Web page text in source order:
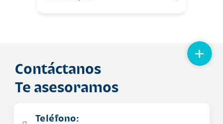
Contáctanos
Te asesoramos
Teléfono: